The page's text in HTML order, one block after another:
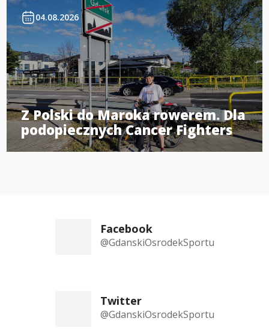
04.08.2026
Z Polski do Maroka rowerem. Dla
podopiecznych Cancer Fighters
Facebook
@GdanskiOsrodekSportu
Twitter
@GdanskiOsrodekSportu